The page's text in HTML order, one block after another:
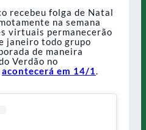
recebeu folga de Natal
na semana
virtuais permanecerão
janeiro todo grupo
de maneira
Verdão no
acontecerá em 14/1